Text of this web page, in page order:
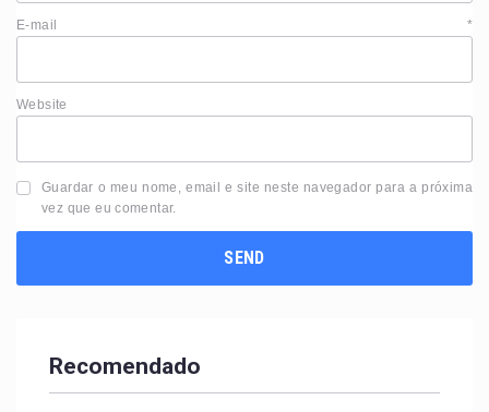
E-mail *
Website
Guardar o meu nome, email e site neste navegador para a próxima
vez que eu comentar.
Recomendado